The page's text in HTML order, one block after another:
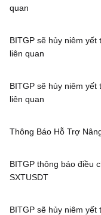
quan
BITGP sẽ hủy niêm yết
liên quan
BITGP sẽ hủy niêm yết
liên quan
Thông Báo Hỗ Trợ
BITGP thông báo điều
SXTUSDT
BITGP sẽ hủy niêm yết